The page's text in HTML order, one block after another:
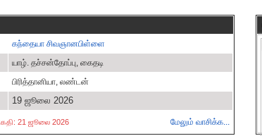
கந்தையா சிவஞானபிள்ளை
யாழ். தச்சன்தோப்பு, கைதடி
பிரித்தானியா, லண்டன்
19 ஜூலை 2026
21 ஜூலை 2026 மேலும் வாசிக்க...